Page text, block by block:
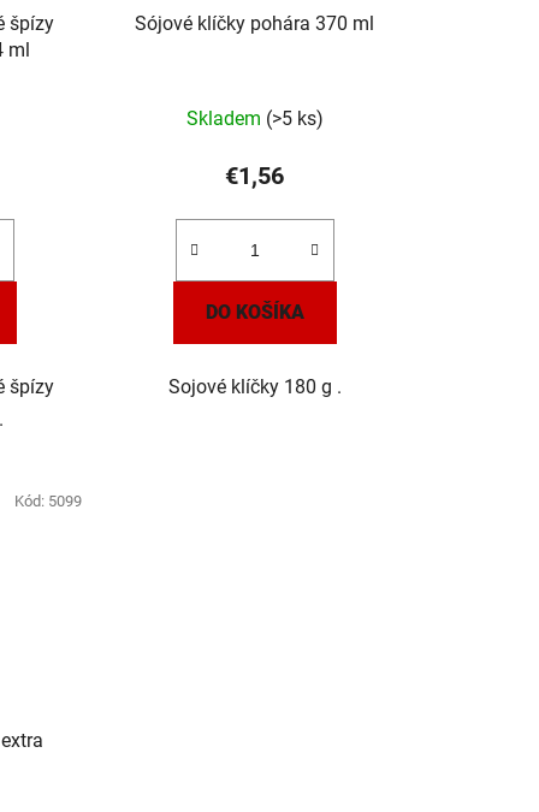
špízy
ml
špízy
Sójové klíčky pohára 370 ml
Skladem (>5 ks)
€1,56
DO KOŠÍKA
Sojové klíčky 180 g .
Kód: 5099